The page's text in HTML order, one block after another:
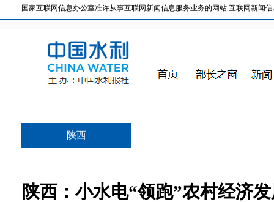
国家互联网信息办公室准许从事互联网新闻信息服务业务的网站 互联网新闻信
陕西
陕西：小水电“领跑”农村经济